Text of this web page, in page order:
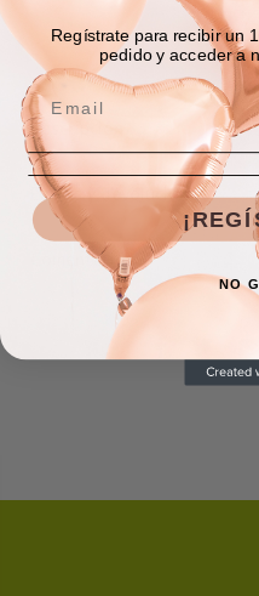
Descripción
Envíos y devoluciones
Comentarios
Regístrate para recibir un
pedido y acceder a
NO